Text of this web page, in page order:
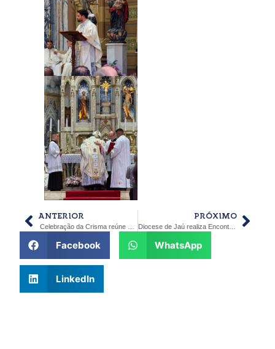
ANTERIOR PRÓXIMO
Diocese de Jaú realiza Encontrão Diocesano do Apostolado da Oração
Facebook WhatsApp
LinkedIn